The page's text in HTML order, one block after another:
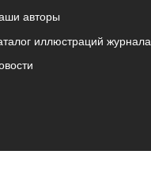
авторы
иллюстраций журнала